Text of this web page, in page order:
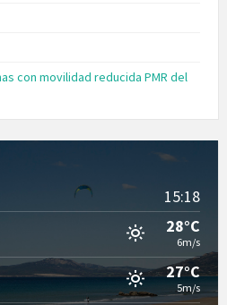
con movilidad reducida PMR del
15:18
28°C
6m/s
27°C
5m/s